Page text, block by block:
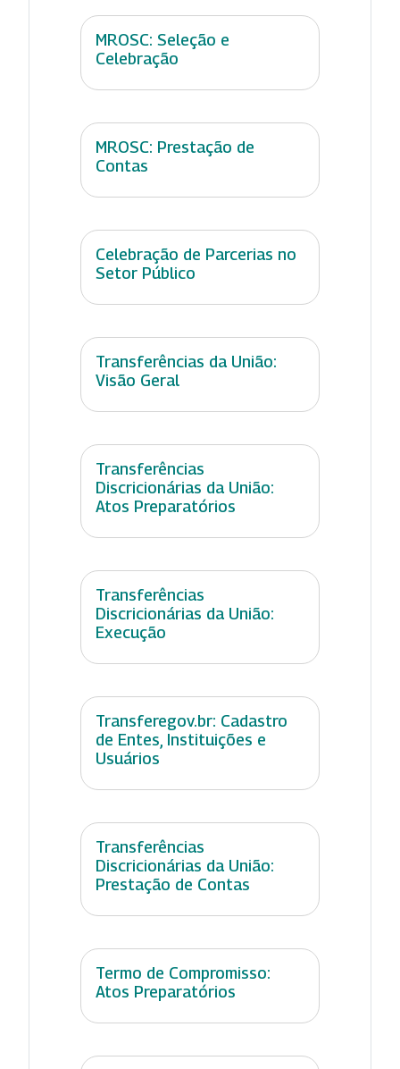
MROSC: Seleção e
Celebração
MROSC: Prestação de
Contas
Celebração de Parcerias no
Setor Público
Transferências da União:
Visão Geral
Transferências
Discricionárias da União:
Atos Preparatórios
Transferências
Discricionárias da União:
Execução
Transferegov.br: Cadastro
de Entes, Instituições e
Usuários
Transferências
Discricionárias da União:
Prestação de Contas
Termo de Compromisso:
Atos Preparatórios